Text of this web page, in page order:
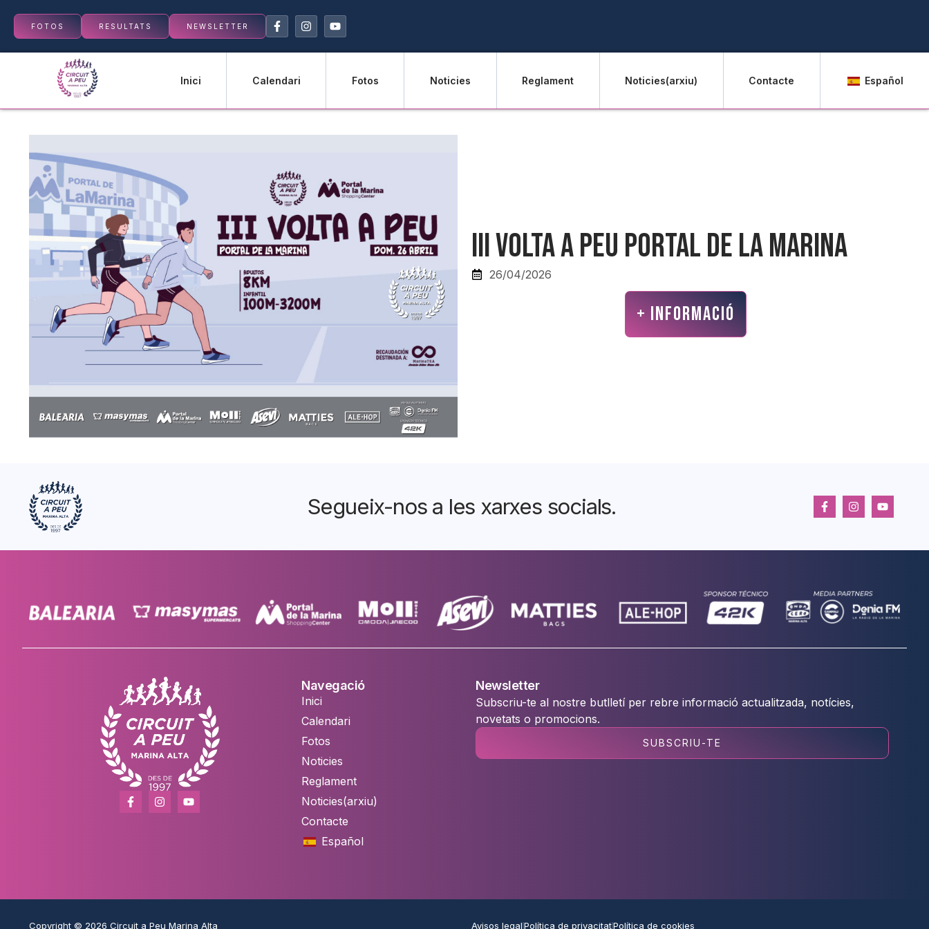
FOTOS RESULTATS NEWSLETTER
Inici Calendari Fotos Noticies Reglament Noticies(arxiu) Contacte Español
III Volta a Peu Portal de la Marina
26/04/2026
+ INFORMACIÓ
Segueix-nos a les xarxes socials.
Navegació
Inici
Calendari
Fotos
Noticies
Reglament
Noticies(arxiu)
Contacte
Español
Newsletter
Subscriu-te al nostre butlletí per rebre informació actualitzada, notícies,
novetats o promocions.
SUBSCRIU-TE
Copyright © 2026 Circuit a Peu Marina Alta Avisos legalPolítica de privacitatPolítica de cookies